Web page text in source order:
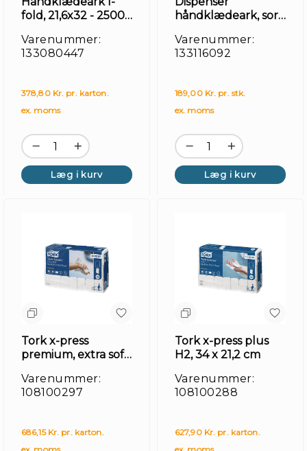
fold, 21,6x32 - 2500
Varenummer:
133080447
378,80 Kr. pr. karton.
ex. moms
Læg i kurv
håndklædeark, sort
Varenummer:
133116092
189,00 Kr. pr. stk.
ex. moms
Læg i kurv
Tork x-press
premium, extra soft
Varenummer:
108100297
686,15 Kr. pr. karton.
Tork x-press plus
H2, 34 x 21,2 cm
Varenummer:
108100288
627,90 Kr. pr. karton.